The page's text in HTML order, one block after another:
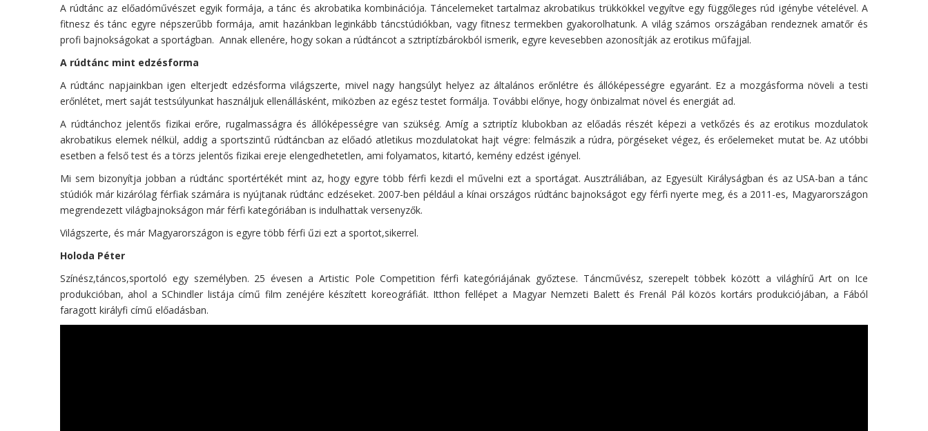
A rúdtánc az előadóművészet egyik formája, a tánc és akrobatika kombinációja. Táncelemeket tartalmaz akrobatikus trükkökkel vegyítve egy függőleges rúd igénybe vételével. A
fitnesz és tánc egyre népszerűbb formája, amit hazánkban leginkább táncstúdiókban, vagy fitnesz termekben gyakorolhatunk. A világ számos országában rendeznek amatőr és
profi bajnokságokat a sportágban. Annak ellenére, hogy sokan a rúdtáncot a sztriptízbárokból ismerik, egyre kevesebben azonosítják az erotikus műfajjal.
A rúdtánc mint edzésforma
A rúdtánc napjainkban igen elterjedt edzésforma világszerte, mivel nagy hangsúlyt helyez az általános erőnlétre és állóképességre egyaránt. Ez a mozgásforma növeli a testi
erőnlétet, mert saját testsúlyunkat használjuk ellenállásként, miközben az egész testet formálja. További előnye, hogy önbizalmat növel és energiát ad.
A rúdtánchoz jelentős fizikai erőre, rugalmasságra és állóképességre van szükség. Amíg a sztriptíz klubokban az előadás részét képezi a vetkőzés és az erotikus mozdulatok
akrobatikus elemek nélkül, addig a sportszintű rúdtáncban az előadó atletikus mozdulatokat hajt végre: felmászik a rúdra, pörgéseket végez, és erőelemeket mutat be. Az utóbbi
esetben a felső test és a törzs jelentős fizikai ereje elengedhetetlen, ami folyamatos, kitartó, kemény edzést igényel.
Mi sem bizonyítja jobban a rúdtánc sportértékét mint az, hogy egyre több férfi kezdi el művelni ezt a sportágat. Ausztráliában, az Egyesült Királyságban és az USA-ban a tánc
stúdiók már kizárólag férfiak számára is nyújtanak rúdtánc edzéseket. 2007-ben például a kínai országos rúdtánc bajnokságot egy férfi nyerte meg, és a 2011-es, Magyarországon
megrendezett világbajnokságon már férfi kategóriában is indulhattak versenyzők.
Világszerte, és már Magyarországon is egyre több férfi űzi ezt a sportot,sikerrel.
Holoda Péter
Színész,táncos,sportoló egy személyben. 25 évesen a Artistic Pole Competition férfi kategóriájának győztese. Táncművész, szerepelt többek között a világhírű Art on Ice
produkcióban, ahol a SChindler listája című film zenéjére készített koreográfiát. Itthon fellépet a Magyar Nemzeti Balett és Frenál Pál közös kortárs produkciójában, a Fából
faragott királyfi című előadásban.